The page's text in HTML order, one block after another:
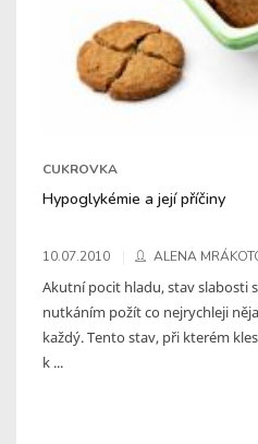
CUKROVKA
Hypoglykémie a její příčiny
10.07.2010 ALENA
Akutní pocit hladu, stav slabosti
nutkáním požít co nejrychleji
každý. Tento stav, při kterém
k ...